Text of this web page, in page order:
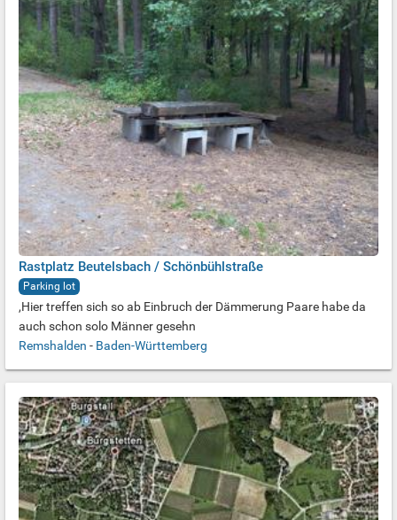
Rastplatz Beutelsbach / Schönbühlstraße
Parking lot
,Hier treffen sich so ab Einbruch der Dämmerung Paare habe da
auch schon solo Männer gesehn
Remshalden - Baden-Württemberg